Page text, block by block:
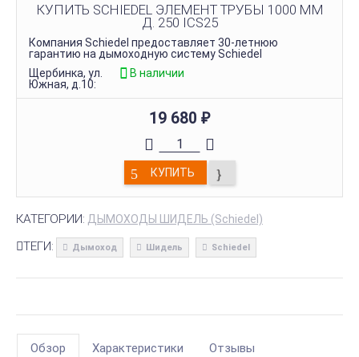
КУПИТЬ SCHIEDEL ЭЛЕМЕНТ ТРУБЫ 1000 ММ
Д. 250 ICS25
Компания Schiedel предоставляет 30-летнюю
гарантию на дымоходную систему Schiedel
Щербинка, ул.
Южная, д.10:
В наличии
19 680 ₽
КУПИТЬ
КАТЕГОРИИ: ДЫМОХОДЫ ШИДЕЛЬ (Schiedel)
ТЕГИ: Дымоход Шидель Schiedel
Обзор Характеристики Отзывы